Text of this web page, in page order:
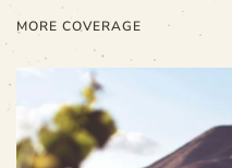
MORE COVERAGE